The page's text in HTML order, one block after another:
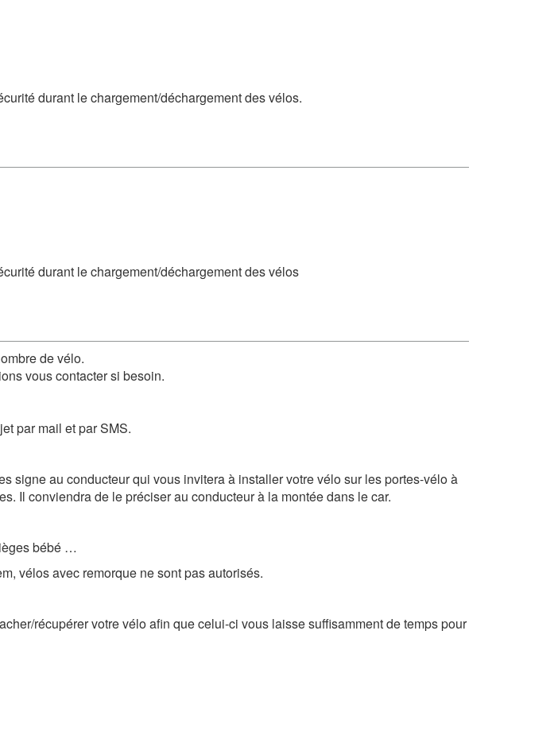
durant le chargement/déchargement des vélos.
durant le chargement/déchargement des vélos
de vélo.
vous contacter si besoin.
par mail et par SMS.
signe au conducteur qui vous invitera à installer votre vélo sur les portes-vélo à
Il conviendra de le préciser au conducteur à la montée dans le car.
bébé …
vélos avec remorque ne sont pas autorisés.
récupérer votre vélo afin que celui-ci vous laisse suffisamment de temps pour